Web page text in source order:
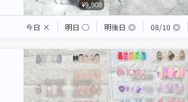
¥9,900
今日 × 明日 ◯ 明後日 ◎ 08/10 ◎